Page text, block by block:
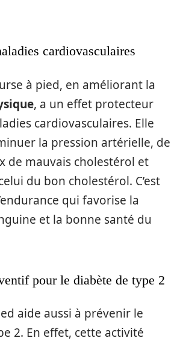
cardiovasculaires
à pied, en améliorant la
, a un effet protecteur
cardiovasculaires. Elle
la pression artérielle, de
de mauvais cholestérol et
du bon cholestérol. C’est
qui favorise la
et la bonne santé du
pour le diabète de type 2
aide aussi à prévenir le
2. En effet, cette activité